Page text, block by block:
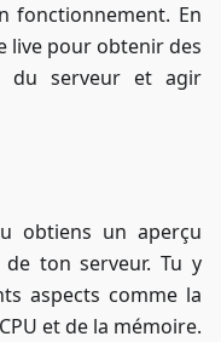
fonctionnement. En
live pour obtenir des
du serveur et agir
obtiens un aperçu
ton serveur. Tu y
aspects comme la
et de la mémoire.